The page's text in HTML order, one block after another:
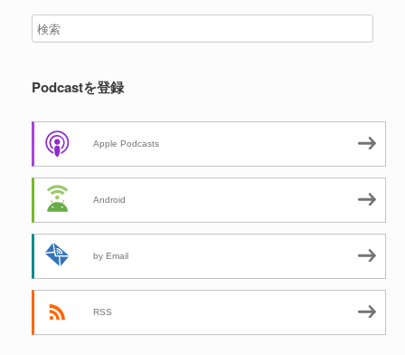
Podcastを登録
Apple Podcasts
Android
by Email
RSS